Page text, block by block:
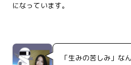
になっています。
「生みの苦しみ」な